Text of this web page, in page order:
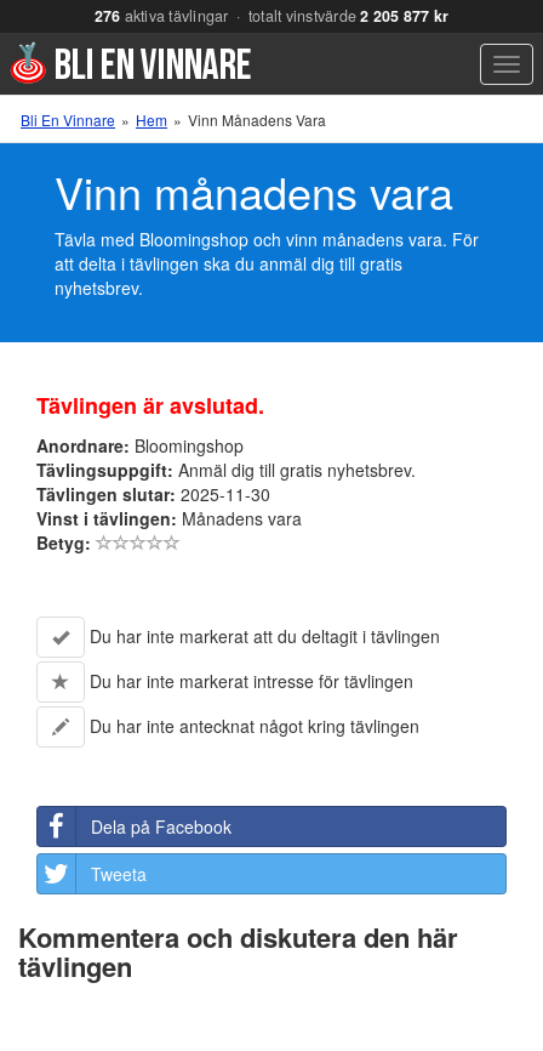
276 aktiva tävlingar · totalt vinstvärde2 205 877 kr
Bli En Vinnare » Hem » Vinn Månadens Vara
Vinn månadens vara
Tävla med Bloomingshop och vinn månadens vara. För
att delta i tävlingen ska du anmäl dig till gratis
nyhetsbrev.
Tävlingen är avslutad.
Anordnare: Bloomingshop
Tävlingsuppgift: Anmäl dig till gratis nyhetsbrev.
Tävlingen slutar: 2025-11-30
Vinst i tävlingen: Månadens vara
Betyg:
Du har inte markerat att du deltagit i tävlingen
Du har inte markerat intresse för tävlingen
Du har inte antecknat något kring tävlingen
Dela på Facebook
Tweeta
Kommentera och diskutera den här
tävlingen